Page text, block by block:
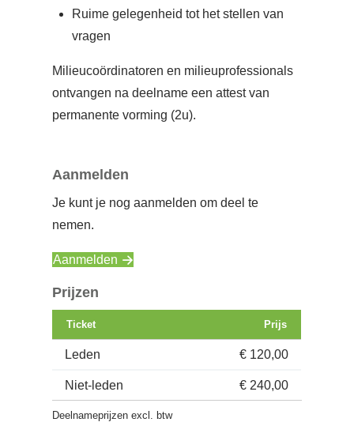
Ruime gelegenheid tot het stellen van
vragen
Milieucoördinatoren en milieuprofessionals
ontvangen na deelname een attest van
permanente vorming (2u).
Aanmelden
Je kunt je nog aanmelden om deel te
nemen.
Aanmelden
Prijzen
Ticket Prijs
Leden € 120,00
Niet-leden € 240,00
Deelnameprijzen excl. btw